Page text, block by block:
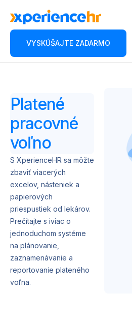
VYSKÚŠAJTE ZADARMO
Aplikácia
Kontakt
Blog
Platené
pracovné
voľno
S XperienceHR sa môžte
zbaviť viacerých
excelov, násteniek a
papierových
priespustiek od lekárov.
Prečítajte s iviac o
jednoduchom systéme
na plánovanie,
zaznamenávanie a
reportovanie plateného
voľna.